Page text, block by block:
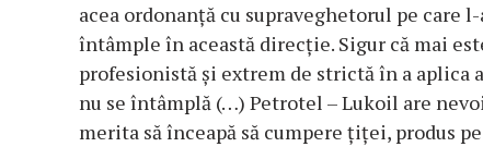
acea ordonanţă cu supraveghetorul pe care
întâmple în această direcţie. Sigur că mai
profesionistă şi extrem de strictă în a aplica
nu se întâmplă (…) Petrotel – Lukoil are
merita să înceapă să cumpere ţiţei, produs